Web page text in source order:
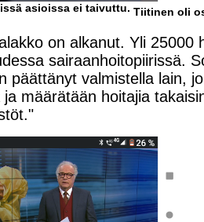
asioissa ei taivuttu. Tiitinen oli
on alkanut. Yli 25000
sairaanhoitopiirissä.
päättänyt valmistella lain,
määrätään hoitajia